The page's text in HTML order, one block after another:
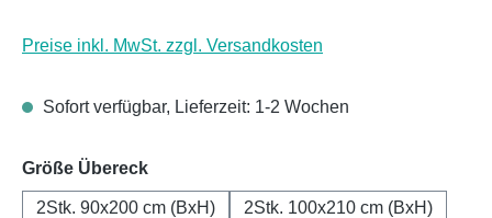
Preise inkl. MwSt. zzgl. Versandkosten
Sofort verfügbar, Lieferzeit: 1-2 Wochen
Größe Übereckauswählen
2Stk. 90x200 cm (BxH)
2Stk. 100x210 cm (BxH)